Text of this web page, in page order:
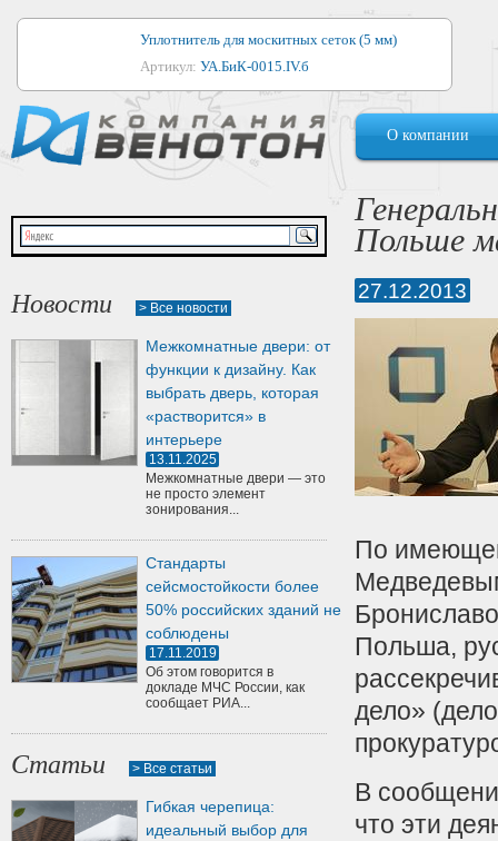
Уплотнитель для москитных сеток (5 мм)
Артикул: УА.БиК-0015.IV.б
Уплотнитель для алюминиевых окон
Артикул:1044
Уплотнитель для деревянных окон
Артикул:УМ.БиК-0062.IV.б
Уплотнитель лоджиевый для (4, 5, 6 мм)
Артикул:
О компании
Новости > Все новости
Межкомнатные двери: от
функции к дизайну. Как
выбрать дверь, которая
«растворится» в
интерьере
13.11.2025
Межкомнатные двери — это
не просто элемент
зонирования...
Стандарты
сейсмостойкости более
50% российских зданий не
соблюдены
17.11.2019
Об этом говорится в
докладе МЧС России, как
сообщает РИА...
Статьи > Все статьи
Гибкая черепица:
идеальный выбор для
Польше
27.12.2013
По
Польша,
дело»
В
что эти